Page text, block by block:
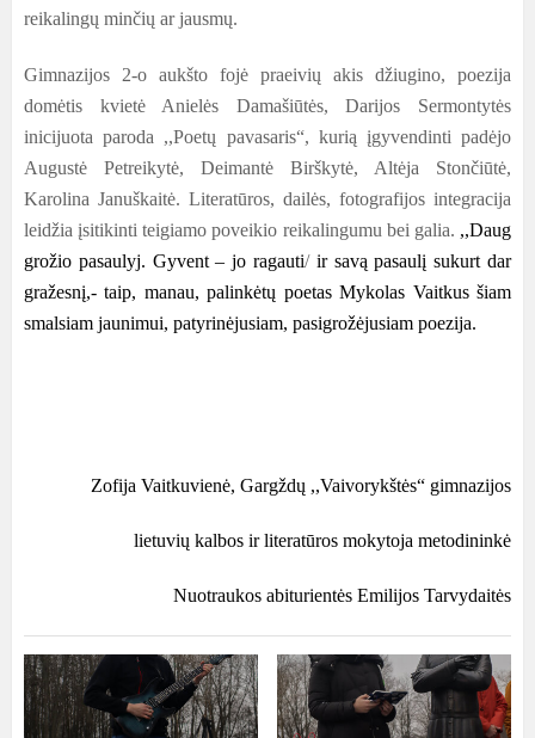
reikalingų minčių ar jausmų.
Gimnazijos 2-o aukšto fojė praeivių akis džiugino, poezija
domėtis kvietė Anielės Damašiūtės, Darijos Sermontytės
inicijuota paroda ,,Poetų pavasaris“, kurią įgyvendinti padėjo
Augustė Petreikytė, Deimantė Birškytė, Altėja Stončiūtė,
Karolina Januškaitė. Literatūros, dailės, fotografijos integracija
leidžia įsitikinti teigiamo poveikio reikalingumu bei galia. ,,Daug
grožio pasaulyj. Gyvent – jo ragauti/ ir savą pasaulį sukurt dar
gražesnį,- taip, manau, palinkėtų poetas Mykolas Vaitkus šiam
smalsiam jaunimui, patyrinėjusiam, pasigrožėjusiam poezija.
Zofija Vaitkuvienė, Gargždų ,,Vaivorykštės“ gimnazijos
lietuvių kalbos ir literatūros mokytoja metodininkė
Nuotraukos abiturientės Emilijos Tarvydaitės